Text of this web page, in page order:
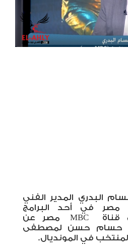
البدري المدير الفني
مصر في أحد البرامج
قناة
MBC
مصر عن
حسام حسن لمصطفى
في المونديال.